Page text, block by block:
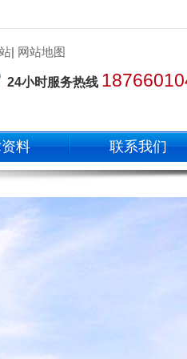
| 网站地图
24小时服务热线
料 联系我们